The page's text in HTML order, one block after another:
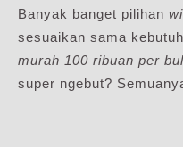
Banyak banget pilihan
sesuaikan sama
murah 100 ribuan per
super ngebut?